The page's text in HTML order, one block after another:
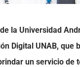
la Universidad
Digital UNAB, que
un servicio de